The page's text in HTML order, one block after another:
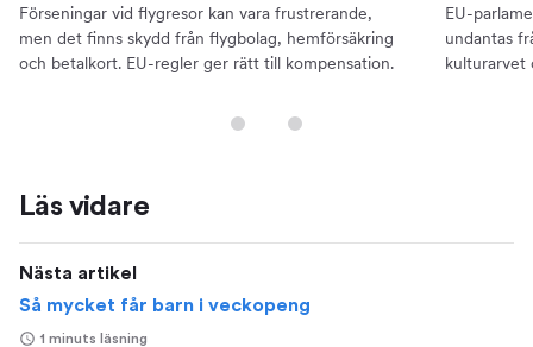
Förseningar vid flygresor kan vara frustrerande,
men det finns skydd från flygbolag, hemförsäkring
och betalkort. EU-regler ger rätt till kompensation.
EU-
undantas
kulturarvet
Läs vidare
Nästa artikel
Så mycket får barn i veckopeng
1 minuts läsning